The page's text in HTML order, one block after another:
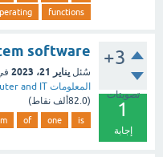
functions
+3
تصويتات
1
إجابة
software
سُئل يناير 21، 2023
المعلومات computer and IT
(82.0ألف نقاط)
is
one
of